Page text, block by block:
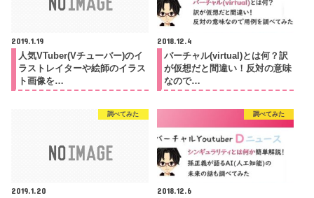
2019.1.19
人気VTuber(Vチューバー)のイ
ラストレイターや絵師のイラス
ト画像を…
2018.12.4
バーチャル(virtual)とは何？訳
が仮想だと間違い！反対の意味
なので…
調べてみた
2019.1.20
調べてみた
2018.12.6